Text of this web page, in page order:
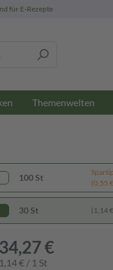
für E-Rezepte
Themenwelten
100 St
(0,55
30 St (1,14
34,27 €
1,14 € / 1 St